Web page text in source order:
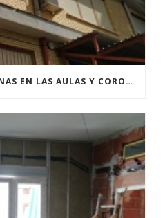
VUELTA AL COLE, VENTANAS EN LAS AULAS Y CORONAVIRUS